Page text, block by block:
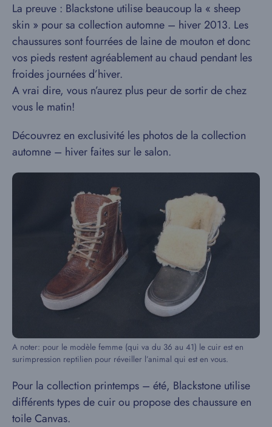
La preuve : Blackstone utilise beaucoup la « sheep
skin » pour sa collection automne – hiver 2013. Les
chaussures sont fourrées de laine de mouton et donc
vos pieds restent agréablement au chaud pendant les
froides journées d’hiver.
A vrai dire, vous n’aurez plus peur de sortir de chez
vous le matin!
Découvrez en exclusivité les photos de la collection
automne – hiver faites sur le salon.
A noter: pour le modèle femme (qui va du 36 au 41) le cuir est en
surimpression reptilien pour réveiller l’animal qui est en vous.
Pour la collection printemps – été, Blackstone utilise
différents types de cuir ou propose des chaussure en
toile Canvas.